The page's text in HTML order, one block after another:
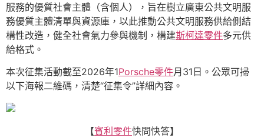
服務的優質社會主體（含個人），旨在樹立廣東公共文明服
務優質主體清單與資源庫，以此推動公共文明服務供給側結
構性改造，健全社會氣力參與機制，構建斯柯達零件多元供
給格式。
本次征集活動截至2026年1Porsche零件月31日。公眾可掃
以下海報二維碼，清楚“征集令”詳細內容。
【賓利零件快問快答】